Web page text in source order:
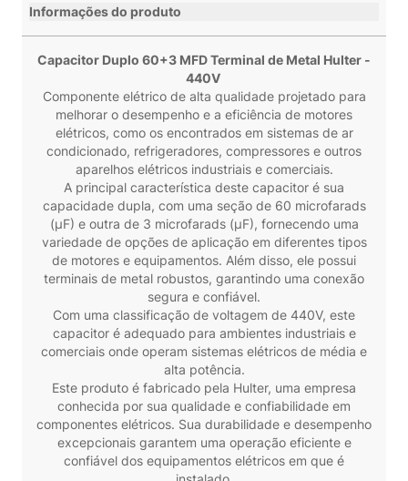
Informações do produto
Capacitor Duplo 60+3 MFD Terminal de Metal Hulter -
440V
Componente elétrico de alta qualidade projetado para
melhorar o desempenho e a eficiência de motores
elétricos, como os encontrados em sistemas de ar
condicionado, refrigeradores, compressores e outros
aparelhos elétricos industriais e comerciais.
A principal característica deste capacitor é sua
capacidade dupla, com uma seção de 60 microfarads
(μF) e outra de 3 microfarads (μF), fornecendo uma
variedade de opções de aplicação em diferentes tipos
de motores e equipamentos. Além disso, ele possui
terminais de metal robustos, garantindo uma conexão
segura e confiável.
Com uma classificação de voltagem de 440V, este
capacitor é adequado para ambientes industriais e
comerciais onde operam sistemas elétricos de média e
alta potência.
Este produto é fabricado pela Hulter, uma empresa
conhecida por sua qualidade e confiabilidade em
componentes elétricos. Sua durabilidade e desempenho
excepcionais garantem uma operação eficiente e
confiável dos equipamentos elétricos em que é